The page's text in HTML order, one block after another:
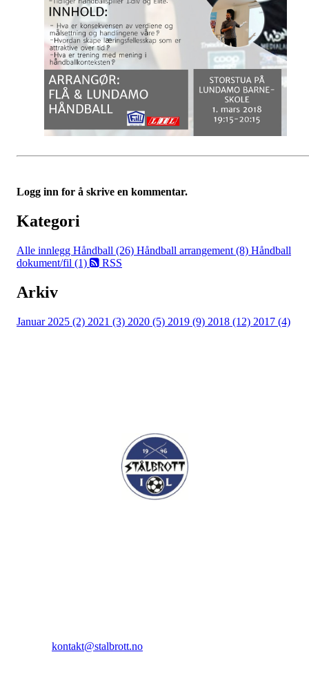
Logg inn for å skrive en kommentar.
Kategori
Alle innlegg Håndball (26) Håndball arrangement (8) Håndball
dokument/fil (1)
RSS
Arkiv
Januar 2025 (2) 2021 (3) 2020 (5) 2019 (9) 2018 (12) 2017 (4)
kontakt@stalbrott.no